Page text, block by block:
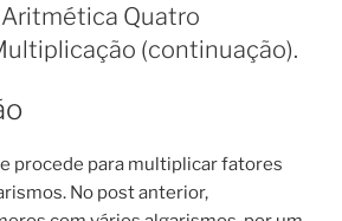
Quatro
(continuação).
procede para multiplicar fatores
No post anterior,